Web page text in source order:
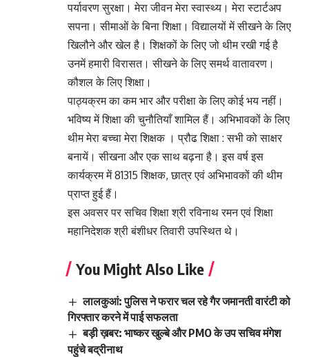
पर्यावरण सुरक्षा। मेरा जीवन मेरा स्वास्थ्य। मेरा स्टार्टअप
सपना। सीमाओं के बिना शिक्षा। विद्यालयों में सीखने के लिए
खिलौने और खेल है। शिक्षकों के लिए जो थीम रखी गई है
उनमें हमारी विरासत। सीखने के लिए समर्थ वातावरण।
कौशल के लिए शिक्षा।
पाठ्यक्रम का कम भार और परीक्षा के लिए कोई भय नहीं।
भविष्य में शिक्षा की चुनौतियाँ शामिल हैं। अभिभावकों के लिए
थीम मेरा बच्चा मेरा शिक्षक । प्रौढ शिक्षा : सभी को साक्षर
बनायें। सीखना और एक साथ बढ़ना है। इस वर्ष इस
कार्यक्रम में 81315 शिक्षक, छात्र एवं अभिभावकों की थीम
प्राप्त हुई हैं।
इस अवसर पर सचिव शिक्षा श्री रविनाथ रमन एवं शिक्षा
महानिदेशक श्री बंशीधर तिवारी उपस्थित थे।
You Might Also Like
लालकुआं: पुलिस ने फरार चल रहे गैर जमानती वारंटी को
गिरफ्तार करने में पाई सफलता
बड़ी ख़बर: भाष्कर खुल्बे और PMO के उप सचिव मंगेश
पहुंचे बद्रीनाथ